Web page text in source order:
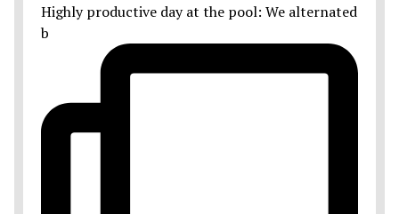
Highly productive day at the pool: We alternated
b